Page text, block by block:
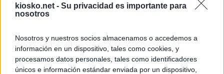
kiosko.net - Su privacidad es importante para
nosotros
Nosotros y nuestros socios almacenamos o accedemos a
información en un dispositivo, tales como cookies, y
procesamos datos personales, tales como identificadores
únicos e información estándar enviada por un dispositivo,